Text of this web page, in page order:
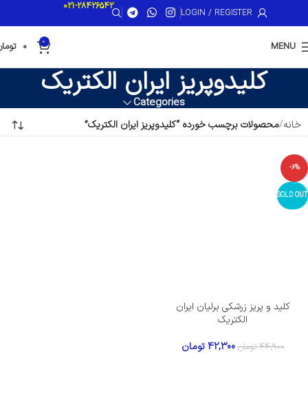
LOGIN / REGISTER
021-28426542
MENU
0
0
کلیدوپریز ایران الکتریک
Categories
خانه محصولات برچسب خورده “کلیدوپریز ایران الکتریک”
-6%
SOLD OUT
کلید و پریز زرشکی برلیان ایران
الکتریک
44,900 تومان 42,300 تومان